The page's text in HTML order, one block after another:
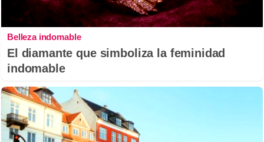
Belleza indomable
El diamante que simboliza la feminidad
indomable